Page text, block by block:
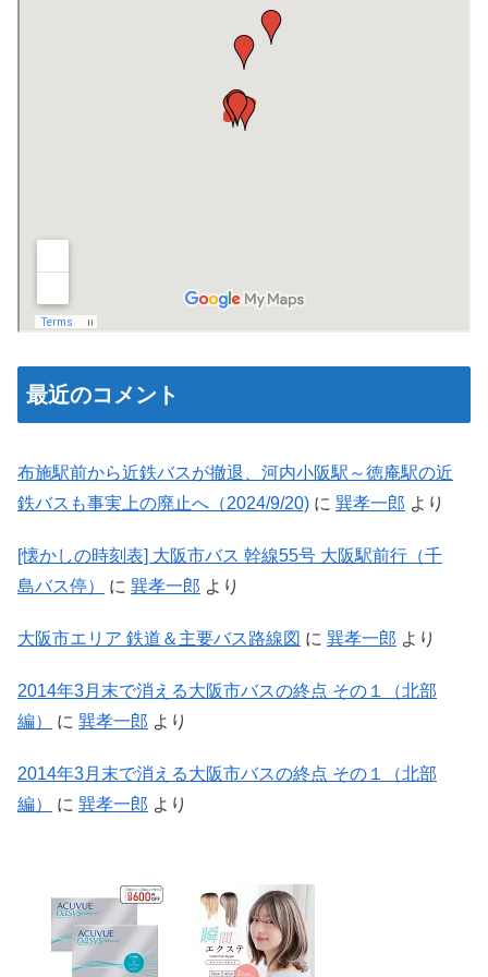
最近のコメント
布施駅前から近鉄バスが撤退、河内小阪駅～徳庵駅の近
鉄バスも事実上の廃止へ（2024/9/20) に 巽孝一郎 より
[懐かしの時刻表] 大阪市バス 幹線55号 大阪駅前行（千
島バス停）
に 巽孝一郎 より
大阪市エリア 鉄道＆主要バス路線図 に 巽孝一郎 より
2014年3月末で消える大阪市バスの終点 その１（北部
編）
に 巽孝一郎 より
2014年3月末で消える大阪市バスの終点 その１（北部
編）
に 巽孝一郎 より